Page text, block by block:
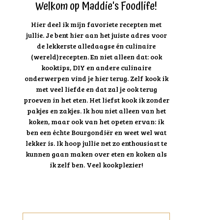
Welkom op Maddie's Foodlife!
Hier deel ik mijn favoriete recepten met
jullie. Je bent hier aan het juiste adres voor
de lekkerste alledaagse én culinaire
(wereld)recepten. En niet alleen dat: ook
kooktips, DIY en andere culinaire
onderwerpen vind je hier terug. Zelf kook ik
met veel liefde en dat zal je ook terug
proeven in het eten. Het liefst kook ik zonder
pakjes en zakjes. Ik hou niet alleen van het
koken, maar ook van het opeten ervan: ik
ben een échte Bourgondiër en weet wel wat
lekker is. Ik hoop jullie net zo enthousiast te
kunnen gaan maken over eten en koken als
ik zelf ben. Veel kookplezier!